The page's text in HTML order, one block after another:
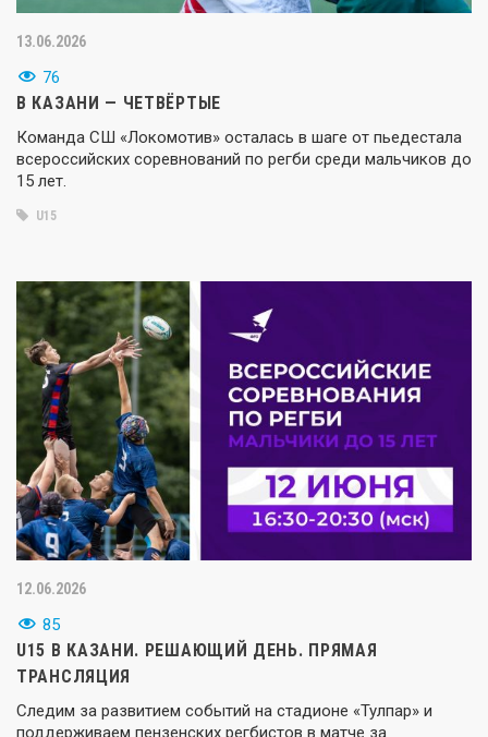
13.06.2026
76
В КАЗАНИ — ЧЕТВЁРТЫЕ
Команда СШ «Локомотив» осталась в шаге от пьедестала
всероссийских соревнований по регби среди мальчиков до
15 лет.
U15
12.06.2026
85
U15 В КАЗАНИ. РЕШАЮЩИЙ ДЕНЬ. ПРЯМАЯ
ТРАНСЛЯЦИЯ
Следим за развитием событий на стадионе «Тулпар» и
поддерживаем пензенских регбистов в матче за